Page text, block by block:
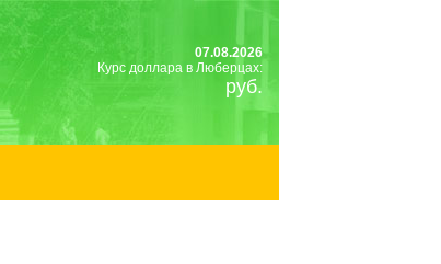
07.08.2026
Курс доллара в Люберцах:
руб.